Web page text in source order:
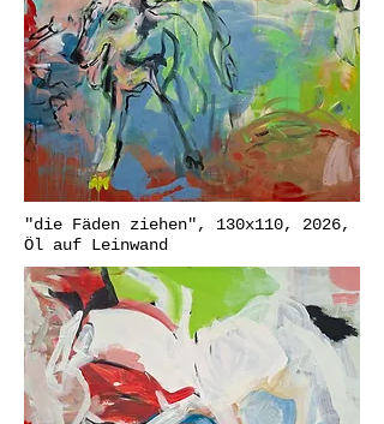
"die Fäden ziehen", 130x110, 2026,
Öl auf Leinwand